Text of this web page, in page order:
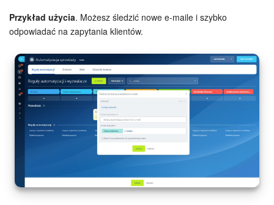
Przykład użycia. Możesz śledzić nowe e-maile i szybko
odpowiadać na zapytania klientów.